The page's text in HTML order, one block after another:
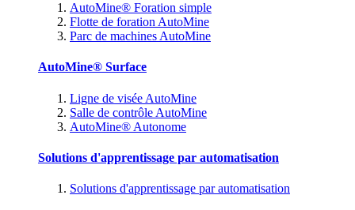
AutoMine® Foration simple
Flotte de foration AutoMine
Parc de machines AutoMine
AutoMine® Surface
Ligne de visée AutoMine
Salle de contrôle AutoMine
AutoMine® Autonome
Solutions d'apprentissage par automatisation
Solutions d'apprentissage par automatisation